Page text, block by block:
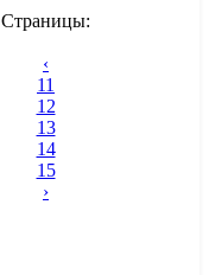
Страницы:
‹
11
12
13
14
15
›